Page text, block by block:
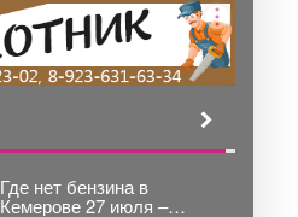
Где нет бензина в
Кемерове 27 июля –